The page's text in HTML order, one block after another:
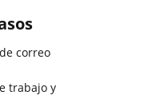
correo
trabajo y